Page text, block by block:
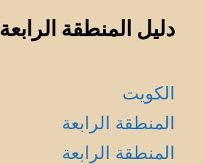
دليل المنطقة الرابعة
الكويت
المنطقة الرابعة
المنطقة الرابعة